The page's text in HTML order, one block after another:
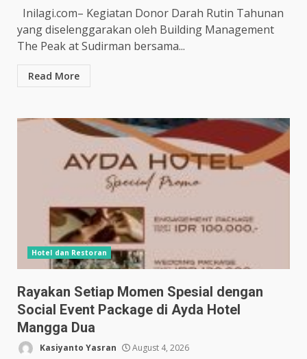
Inilagi.com– Kegiatan Donor Darah Rutin Tahunan
yang diselenggarakan oleh Building Management
The Peak at Sudirman bersama...
Read More
Hotel dan Restoran
Rayakan Setiap Momen Spesial dengan
Social Event Package di Ayda Hotel
Mangga Dua
Kasiyanto Yasran August 4, 2026